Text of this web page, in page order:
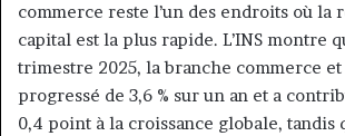
commerce reste l’un des endroits où la
capital est la plus rapide. L’INS montre
trimestre 2025, la branche commerce
progressé de 3,6 % sur un an et a
0,4 point à la croissance globale, tandis